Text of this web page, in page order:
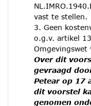
vast te stellen.
3. Geen
o.g.v. artikel
Omgevingswet
Over dit
gevraagd
Petear op 17
dit voorstel
genomen